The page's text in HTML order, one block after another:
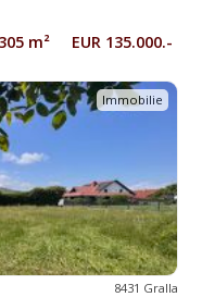
m² EUR 135.000.-
Immobilie
8431 Gralla